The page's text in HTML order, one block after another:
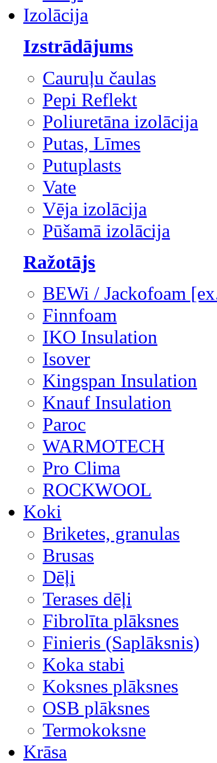
Izolācija
Izstrādājums
Cauruļu čaulas
Pepi Reflekt
Poliuretāna izolācija
Putas, Līmes
Putuplasts
Vate
Vēja izolācija
Pūšamā izolācija
Ražotājs
BEWi / Jackofoam
Finnfoam
IKO Insulation
Isover
Kingspan Insulation
Knauf Insulation
Paroc
WARMOTECH
Pro Clima
ROCKWOOL
Koki
Briketes, granulas
Brusas
Dēļi
Terases dēļi
Fibrolīta plāksnes
Finieris (Saplāksnis)
Koka stabi
Koksnes plāksnes
OSB plāksnes
Termokoksne
Krāsa